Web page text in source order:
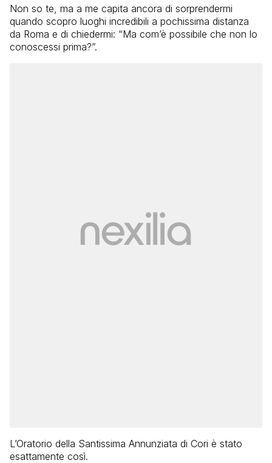
Non so te, ma a me capita ancora di sorprendermi
quando scopro luoghi incredibili a pochissima distanza
da Roma e di chiedermi: “Ma com’è possibile che non lo
conoscessi prima?”.
L’Oratorio della Santissima Annunziata di Cori è stato
esattamente così.